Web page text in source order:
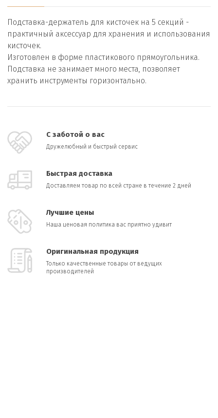
Подставка-держатель для кисточек на 5 секций -
практичный аксессуар для хранения и использования
кисточек.
Изготовлен в форме пластикового прямоугольника.
Подставка не занимает много места, позволяет
хранить инструменты горизонтально.
С заботой о вас
Дружелюбный и быстрый сервис
Быстрая доставка
Доставляем товар по всей стране в течение 2 дней
Лучшие цены
Наша ценовая политика вас приятно удивит
Оригинальная продукция
Только качественные товары от ведущих
производителей